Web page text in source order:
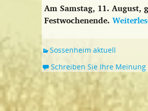
Am Samstag, 11.
Festwochenende.
Sossenheim aktuell
Schreiben Sie Ihre